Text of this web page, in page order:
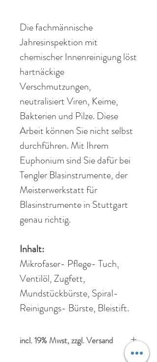
Die fachmännische
Jahresinspektion mit
chemischer Innenreinigung löst
hartnäckige
Verschmutzungen,
neutralisiert Viren, Keime,
Bakterien und Pilze. Diese
Arbeit können Sie nicht selbst
durchführen. Mit Ihrem
Euphonium sind Sie dafür bei
Tengler Blasinstrumente, der
Meisterwerkstatt für
Blasinstrumente in Stuttgart
genau richtig.
Inhalt:
Mikrofaser- Pflege- Tuch,
Ventilöl, Zugfett,
Mundstückbürste, Spiral-
Reinigungs- Bürste, Bleistift.
incl. 19% Mwst, zzgl. Versand